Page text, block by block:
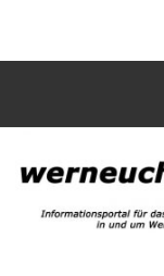
für
in
um